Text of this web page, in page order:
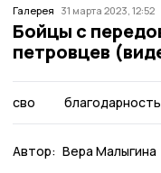
Галерея 31 марта 2023, 12:52
Бойцы с
петровцев
сво благодарность
Автор: Вера Малыгина